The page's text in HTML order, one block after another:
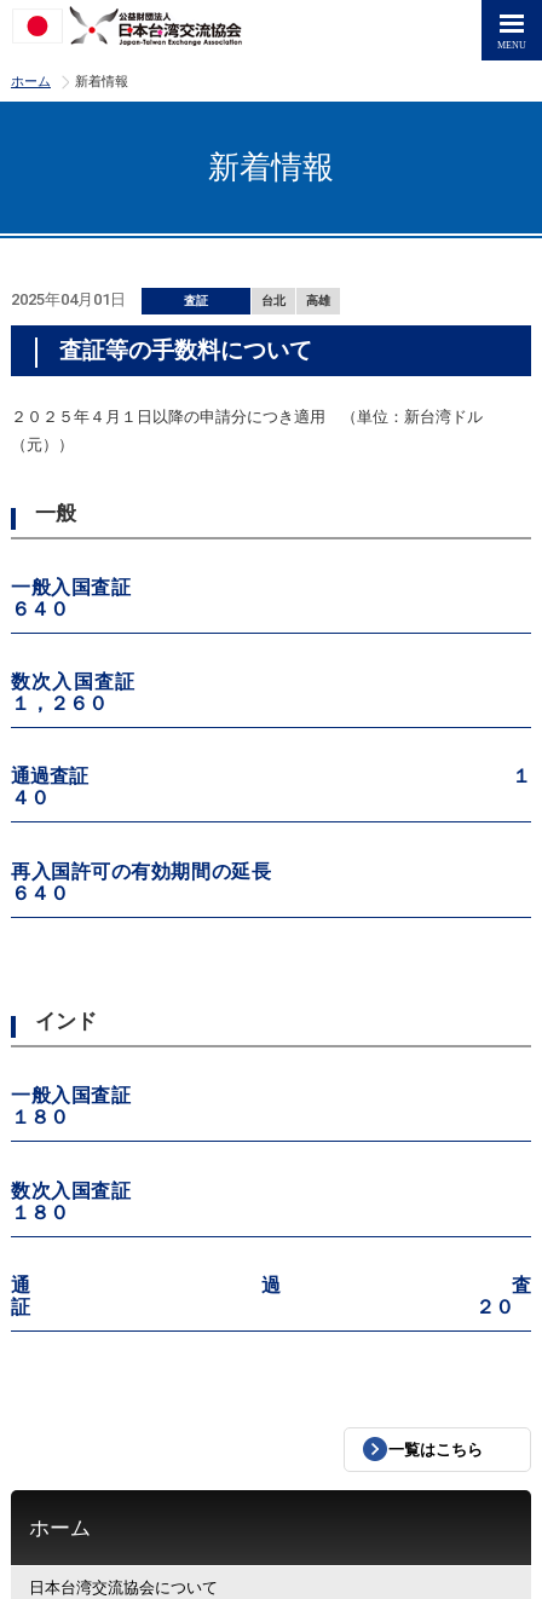
ホーム >
新着情報
新着情報
2025年04月01日 査証 台北 高雄
査証等の手数料について
２０２５年４月１日以降の申請分につき適用 （単位：新台湾ドル
（元））
一般
一般入国査証
６４０
数次入国査証
１，２６０
通過査証 １
４０
再入国許可の有効期間の延長
６４０
インド
一般入国査証
１８０
数次入国査証
１８０
通過査
証 ２０
一覧はこちら
ホーム
日本台湾交流協会について